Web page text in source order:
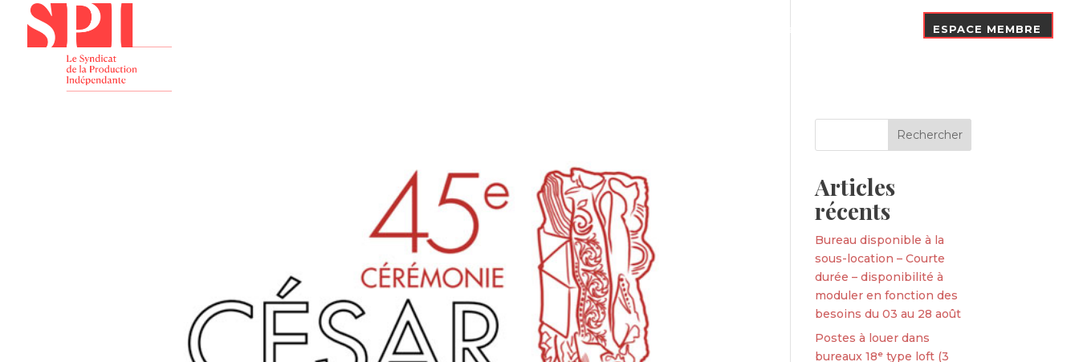
Nos Adhérents ESPACE MEMBRE
Articles
récents
Bureau disponible à la
sous-location – Courte
durée – disponibilité à
moduler en fonction des
besoins du 03 au 28 août
Postes à louer dans
bureaux 18ᵉ type loft (3